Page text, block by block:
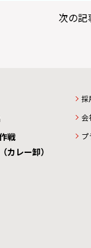
次の記
戦
カレー卸）
採
会
プ